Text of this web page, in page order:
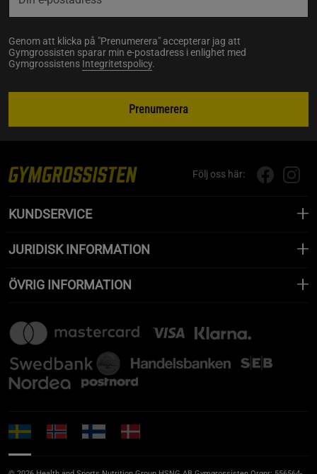
Genom att klicka på "Prenumerera" accepterar jag att
Gymgrossisten sparar min e-postadress i enlighet med
Gymgrossistens Integritetspolicy.
Prenumerera
Följ oss här:
KUNDSERVICE
JURIDISK INFORMATION
ÖVRIG INFORMATION